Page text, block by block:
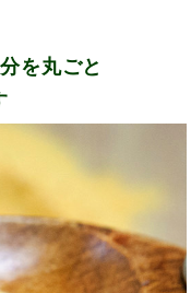
を丸ごと